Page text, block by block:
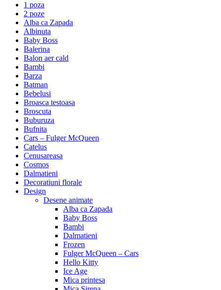
1 poza
2 poze
Alba ca Zapada
Albinuta
Baby Boss
Balerina
Balon aer cald
Bambi
Barza
Batman
Bebelusi
Broasca testoasa
Broscuta
Buburuza
Bufnita
Cars – Fulger McQueen
Catelus
Cenusareasa
Cosmos
Dalmatieni
Decoratiuni florale
Design
Desene animate
Alba ca Zapada
Baby Boss
Bambi
Dalmatieni
Frozen
Fulger McQueen – Cars
Hello Kitty
Ice Age
Mica printesa